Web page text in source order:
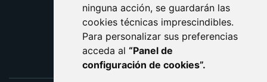
ninguna acción, se guardarán las
cookies técnicas imprescindibles.
Para personalizar sus preferencias
acceda al “Panel de
configuración de cookies”.
ENLACE EXTERNO AL